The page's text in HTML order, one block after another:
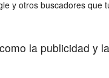
y otros buscadores que
la publicidad y